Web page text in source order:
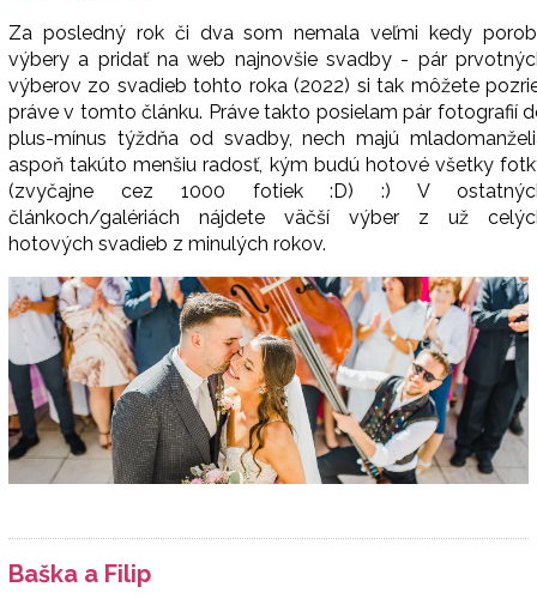
Za posledný rok či dva som nemala veľmi kedy
výbery a pridať na web najnovšie svadby - pár
výberov zo svadieb tohto roka (2022) si tak môžete
práve v tomto článku. Práve takto posielam pár fotografií
plus-mínus týždňa od svadby, nech majú
aspoň takúto menšiu radosť, kým budú hotové všetky
(zvyčajne cez 1000 fotiek :D) :) V
článkoch/galériách nájdete väčší výber z už
hotových svadieb z minulých rokov.
Baška a Filip